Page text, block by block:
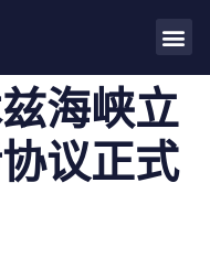
海峡立
议正式